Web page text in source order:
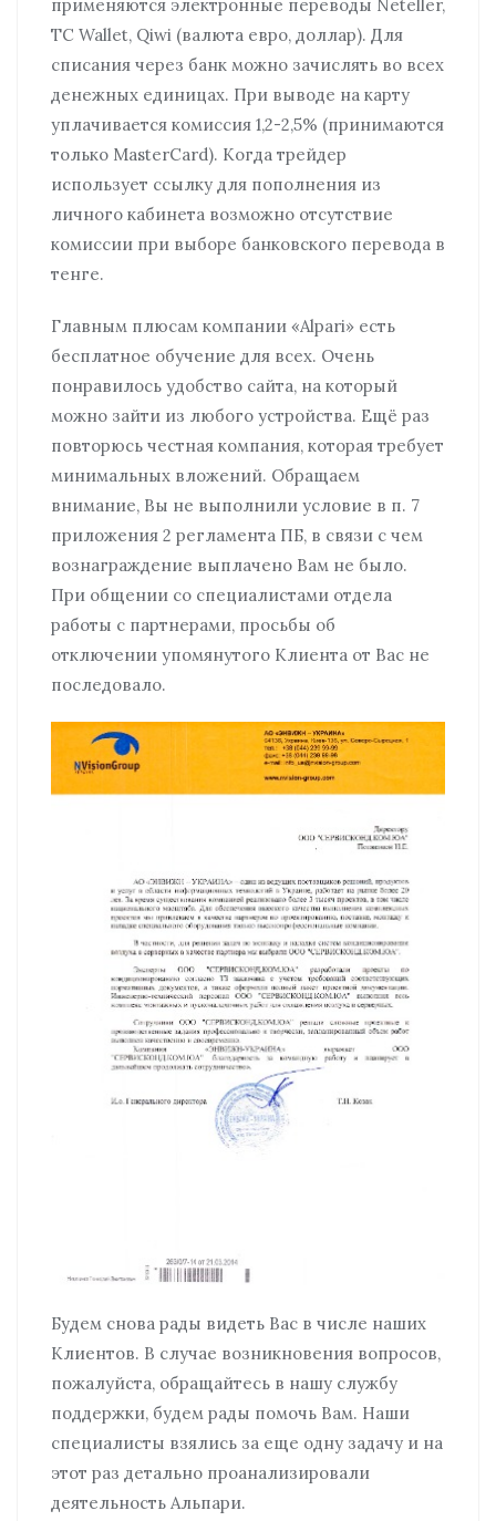
применяются электронные переводы Neteller,
TC Wallet, Qiwi (валюта евро, доллар). Для
списания через банк можно зачислять во всех
денежных единицах. При выводе на карту
уплачивается комиссия 1,2-2,5% (принимаются
только MasterCard). Когда трейдер
использует ссылку для пополнения из
личного кабинета возможно отсутствие
комиссии при выборе банковского перевода в
тенге.
Главным плюсам компании «Alpari» есть
бесплатное обучение для всех. Очень
понравилось удобство сайта, на который
можно зайти из любого устройства. Ещё раз
повторюсь честная компания, которая требует
минимальных вложений. Обращаем
внимание, Вы не выполнили условие в п. 7
приложения 2 регламента ПБ, в связи с чем
вознаграждение выплачено Вам не было.
При общении со специалистами отдела
работы с партнерами, просьбы об
отключении упомянутого Клиента от Вас не
последовало.
Будем снова рады видеть Вас в числе наших
Клиентов. В случае возникновения вопросов,
пожалуйста, обращайтесь в нашу службу
поддержки, будем рады помочь Вам. Наши
специалисты взялись за еще одну задачу и на
этот раз детально проанализировали
деятельность Альпари.